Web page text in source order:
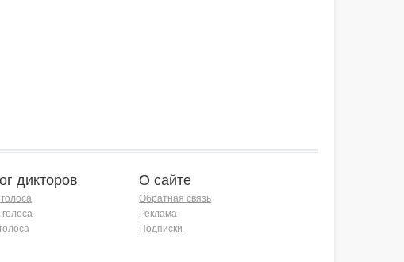
дикторов О сайте
Обратная связь
Реклама
Подписки